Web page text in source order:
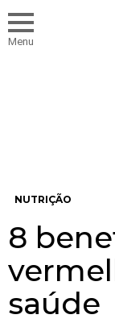
Menu
NUTRIÇÃO
8
saúde